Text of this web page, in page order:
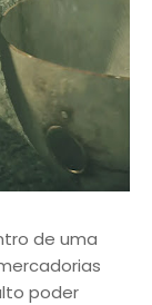
de uma
poder